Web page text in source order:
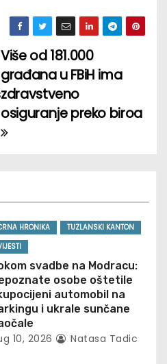
Više od 181.000
građana u FBiH ima
zdravstveno
osiguranje preko biroa
HRONIKA
TUZLANSKI KANTON
svadbe na Modracu:
osobe oštetile
automobil na
i ukrale sunčane
10, 2026 Natasa Tadic